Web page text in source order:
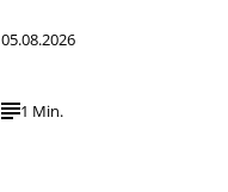
05.08.2026
1 Min.